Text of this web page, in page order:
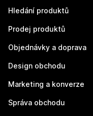
Hledání produktů
Prodej produktů
Objednávky a doprava
Design obchodu
Marketing a konverze
Správa obchodu